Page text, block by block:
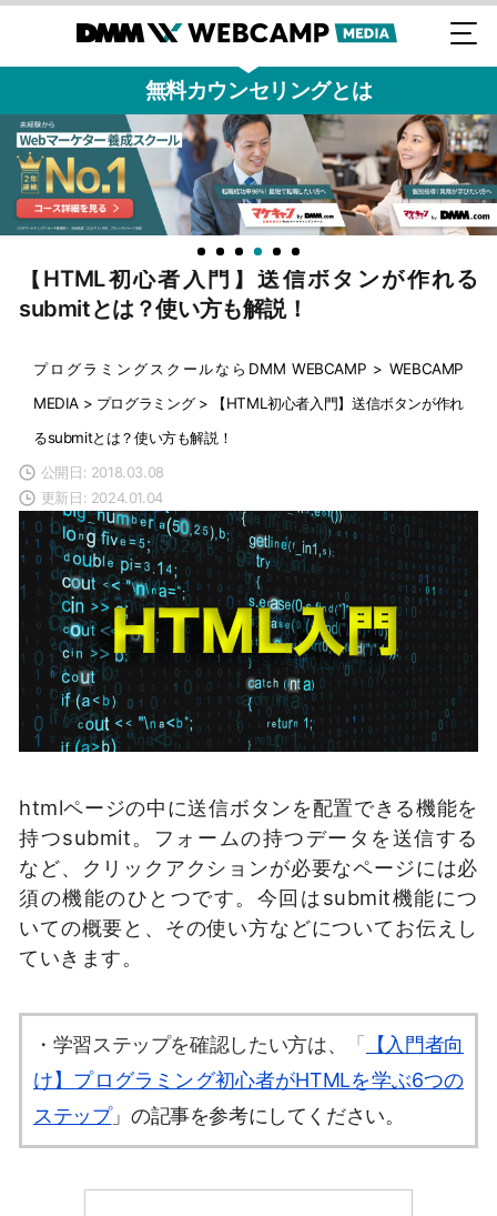
無料カウンセリングとは
【HTML初心者入門】送信ボタンが作れる
submitとは？使い方も解説！
プログラミングスクールならDMM WEBCAMP > WEBCAMP
MEDIA > プログラミング>
【HTML初心者入門】送信ボタンが作れ
るsubmitとは？使い方も解説！
公開日: 2018.03.08
更新日: 2024.01.04
htmlページの中に送信ボタンを配置できる機能を
持つsubmit。フォームの持つデータを送信する
など、クリックアクションが必要なページには必
須の機能のひとつです。今回はsubmit機能につ
いての概要と、その使い方などについてお伝えし
ていきます。
・学習ステップを確認したい方は、 「
【入門者向
け】プログラミング初心者がHTMLを学ぶ6つの
ステップ」の記事を参考にしてください。